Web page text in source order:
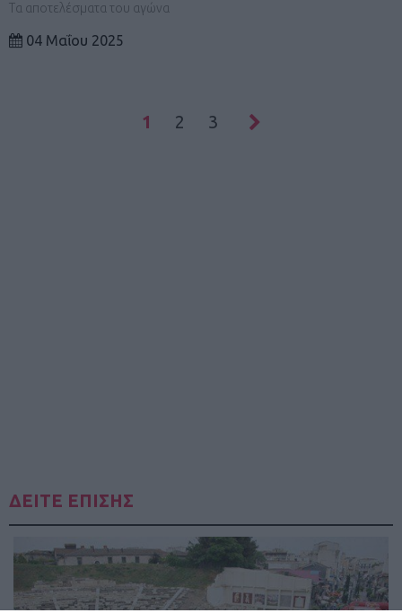
Τα αποτελέσματα του αγώνα
04 Μαΐου 2025
1 2 3
ΔΕΙΤΕ ΕΠΙΣΗΣ